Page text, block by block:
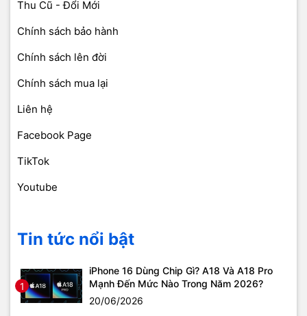
Thu Cũ - Đổi Mới
Chính sách bảo hành
Chính sách lên đời
Chính sách mua lại
Liên hệ
Facebook Page
TikTok
Youtube
Tin tức nổi bật
1
iPhone 16 Dùng Chip Gì? A18 Và A18 Pro
Mạnh Đến Mức Nào Trong Năm 2026?
20/06/2026